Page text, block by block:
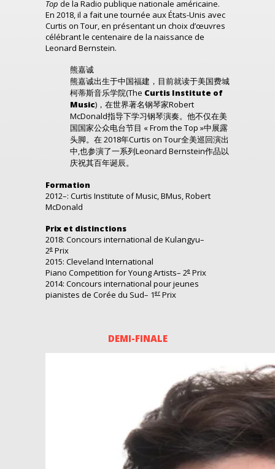
Top de la Radio publique nationale américaine.
En 2018, il a fait une tournée aux États-Unis avec
Curtis on Tour, en présentant un choix d’œuvres
célébrant le centenaire de la naissance de
Leonard Bernstein.
熊嘉诚
熊嘉诚出生于中国福建，目前就读于美国费城
柯蒂斯音乐学院(The Curtis Institute of
Music)，在世界著名钢琴家Robert
McDonald指导下学习钢琴演奏。他不仅在美
国国家公众电台节目 « From the Top »中展露
头脚。在 2018年Curtis on Tour全美巡回演出
中,也参演了一系列Leonard Bernstein作品以
庆祝其百年诞辰。
Formation
2012–: Curtis Institute of Music, BMus, Robert
McDonald
Prix et distinctions
2018: Concours international de Kulangyu–
2e Prix
2015: Cleveland International
Piano Competition for Young Artists– 2e Prix
2014: Concours international pour jeunes
pianistes de Corée du Sud– 1er Prix
DEMI-FINALE